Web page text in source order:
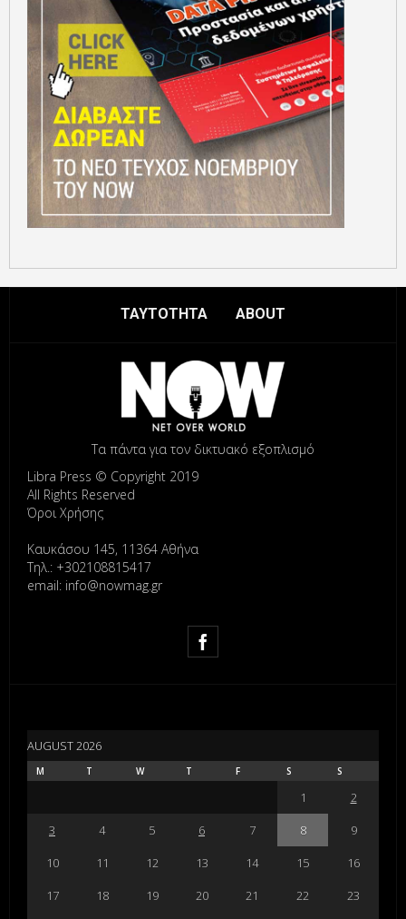
ΤΑΥΤΟΤΗΤΑ ABOUT
Τα πάντα για τον δικτυακό εξοπλισμό
Libra Press © Copyright 2019
All Rights Reserved
Όροι Χρήσης
Καυκάσου 145, 11364 Αθήνα
Τηλ.: +302108815417
email: info@nowmag.gr
AUGUST 2026
M T W T F S S
1
2
3
4 5 6 7 8
9
10
11 12 13 14 15
16
17
18 19 20 21 22 23